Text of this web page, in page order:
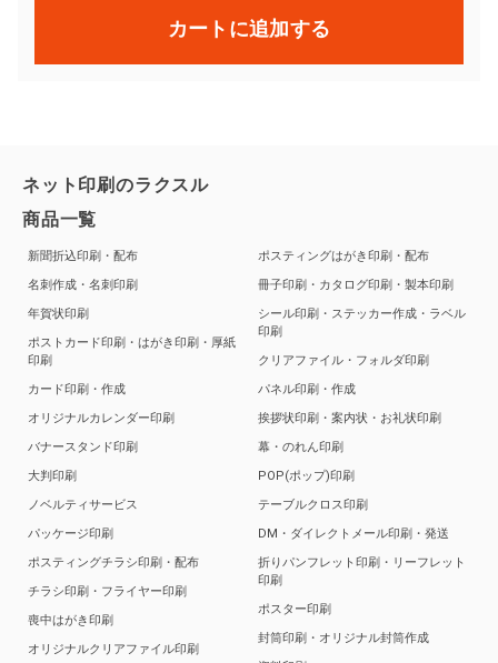
カートに追加する
ネット印刷のラクスル
商品一覧
新聞折込印刷・配布
名刺作成・名刺印刷
年賀状印刷
ポストカード印刷・はがき印刷・厚紙
印刷
カード印刷・作成
オリジナルカレンダー印刷
バナースタンド印刷
大判印刷
ノベルティサービス
パッケージ印刷
ポスティングチラシ印刷・配布
チラシ印刷・フライヤー印刷
喪中はがき印刷
オリジナルクリアファイル印刷
ポスティングはがき印刷・配布
冊子印刷・カタログ印刷・製本印刷
シール印刷・ステッカー作成・ラベル
印刷
クリアファイル・フォルダ印刷
パネル印刷・作成
挨拶状印刷・案内状・お礼状印刷
幕・のれん印刷
POP(ポップ)印刷
テーブルクロス印刷
DM・ダイレクトメール印刷・発送
折りパンフレット印刷・リーフレット
印刷
ポスター印刷
封筒印刷・オリジナル封筒作成